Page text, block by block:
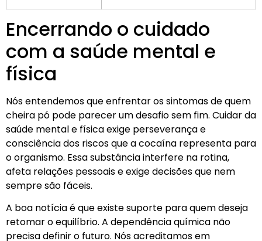
Encerrando o cuidado
com a saúde mental e
física
Nós entendemos que enfrentar os sintomas de quem
cheira pó pode parecer um desafio sem fim. Cuidar da
saúde mental e física exige perseverança e
consciência dos riscos que a cocaína representa para
o organismo. Essa substância interfere na rotina,
afeta relações pessoais e exige decisões que nem
sempre são fáceis.
A boa notícia é que existe suporte para quem deseja
retomar o equilíbrio. A dependência química não
precisa definir o futuro. Nós acreditamos em